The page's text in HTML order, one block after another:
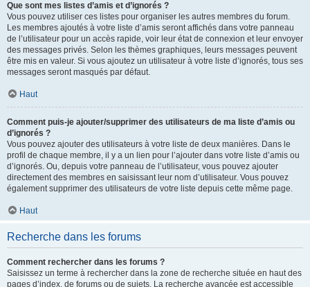
Que sont mes listes d’amis et d’ignorés ?
Vous pouvez utiliser ces listes pour organiser les autres membres du forum.
Les membres ajoutés à votre liste d’amis seront affichés dans votre panneau
de l’utilisateur pour un accès rapide, voir leur état de connexion et leur envoyer
des messages privés. Selon les thèmes graphiques, leurs messages peuvent
être mis en valeur. Si vous ajoutez un utilisateur à votre liste d’ignorés, tous ses
messages seront masqués par défaut.
Haut
Comment puis-je ajouter/supprimer des utilisateurs de ma liste d’amis ou
d’ignorés ?
Vous pouvez ajouter des utilisateurs à votre liste de deux manières. Dans le
profil de chaque membre, il y a un lien pour l’ajouter dans votre liste d’amis ou
d’ignorés. Ou, depuis votre panneau de l’utilisateur, vous pouvez ajouter
directement des membres en saisissant leur nom d’utilisateur. Vous pouvez
également supprimer des utilisateurs de votre liste depuis cette même page.
Haut
Recherche dans les forums
Comment rechercher dans les forums ?
Saisissez un terme à rechercher dans la zone de recherche située en haut des
pages d’index, de forums ou de sujets. La recherche avancée est accessible